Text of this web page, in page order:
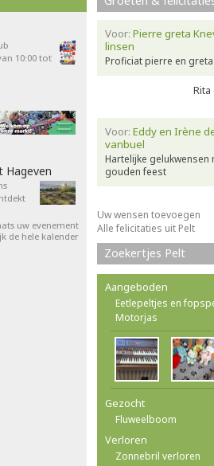
10:00 tot
Hageven
uw evenement
de hele kalender
Voor: Pierre greta
linsen
Proficiat pierre en greta
Voor: Eddy en Irène
vanbuel
Hartelijke gelukwensen
gouden feest
Uw wensen toevoegen
Alle felicitaties uit Pelt
Zoekertjes Pelt
Aangeboden
Eetlepeltjes en
Motorjas
Gezocht
Fluweelboom
Verloren
Zonnebril verloren